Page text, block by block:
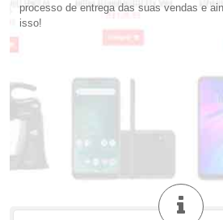
processo de entrega das suas vendas e
isso!